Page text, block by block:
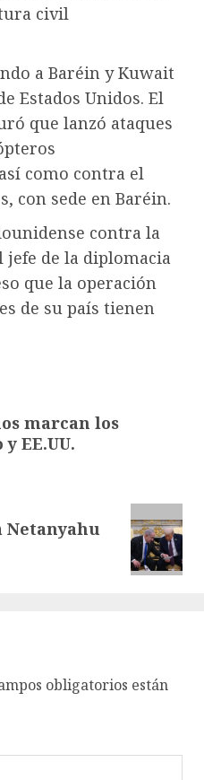
civil
a Baréin y Kuwait
Estados Unidos. El
que lanzó ataques
como contra el
con sede en Baréin.
contra la
jefe de la diplomacia
que la operación
de su país tienen
marcan los
EE.UU.
Netanyahu
obligatorios están